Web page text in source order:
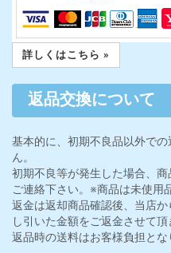
詳しくはこちら »
返品交換について
基本的に、初期不良品以外で
ん。
初期不良等が発生した場合、
ご連絡下さい。※商品は未使用
返金は返却商品確認後、当店
し引いた金額をご返金させて頂
返品時の送料はお客様負担とな